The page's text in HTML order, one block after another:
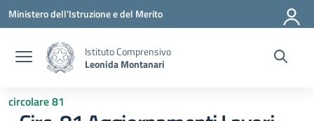
Vai ai contenuti
Vai al menu di navigazione
Vai al footer
Ministero dell'Istruzione e del Merito
Istituto Comprensivo
Leonida Montanari
circolare 81